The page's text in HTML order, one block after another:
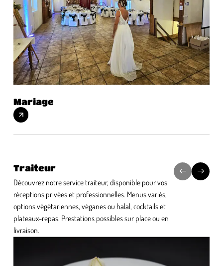
Mariage
Traiteur
Découvrez notre service traiteur, disponible pour vos
réceptions privées et professionnelles. Menus variés,
options végétariennes, véganes ou halal, cocktails et
plateaux-repas. Prestations possibles sur place ou en
livraison.